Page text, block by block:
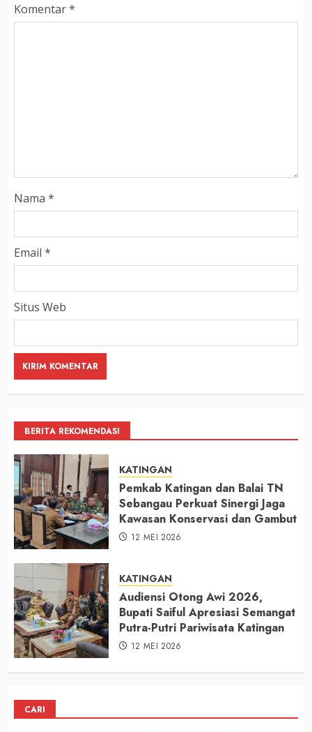
Komentar*
Nama *
Email *
Situs Web
BERITA REKOMENDASI
KATINGAN
Pemkab Katingan dan Balai TN
Sebangau Perkuat Sinergi Jaga
Kawasan Konservasi dan Gambut
12 MEI 2026
KATINGAN
Audiensi Otong Awi 2026,
Bupati Saiful Apresiasi Semangat
Putra-Putri Pariwisata Katingan
12 MEI 2026
CARI